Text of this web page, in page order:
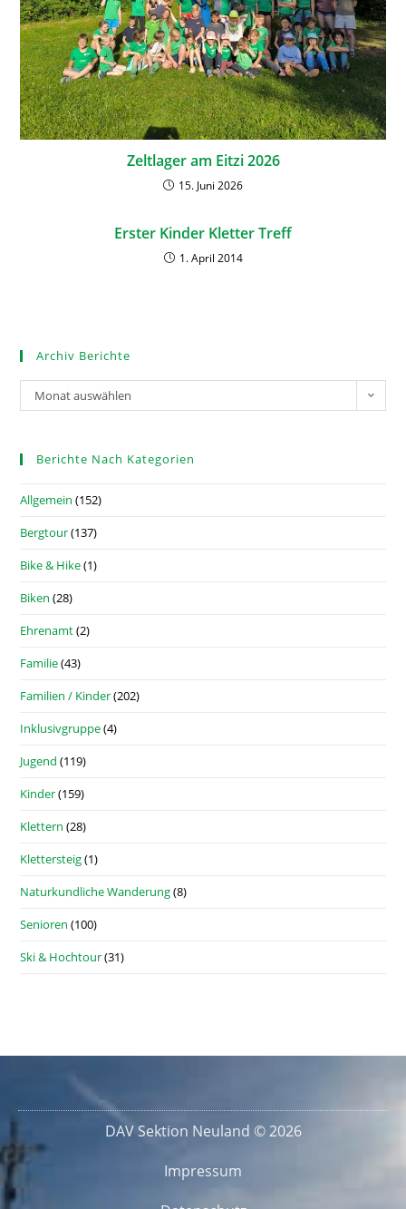
Zeltlager am Eitzi 2026
15. Juni 2026
Erster Kinder Kletter Treff
1. April 2014
Archiv Berichte
Monat auswählen
Berichte Nach Kategorien
Allgemein (152)
Bergtour(137)
Bike & Hike(1)
Biken (28)
Ehrenamt(2)
Familie(43)
Familien / Kinder(202)
Inklusivgruppe(4)
Jugend (119)
Kinder(159)
Klettern (28)
Klettersteig(1)
Naturkundliche Wanderung(8)
Senioren (100)
Ski & Hochtour(31)
DAV Sektion Neuland © 2026
Impressum